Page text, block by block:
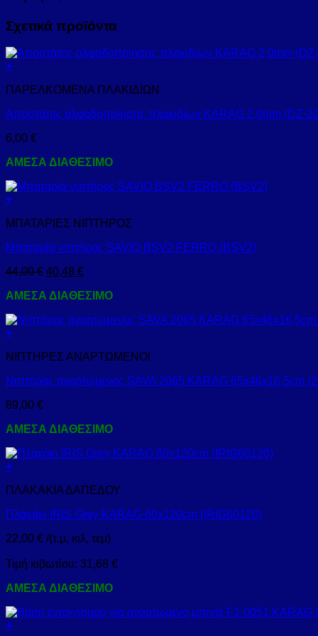
Σχετικά προϊόντα
+
ΠΑΡΕΛΚΟΜΕΝΑ ΠΛΑΚΙΔΙΩΝ
Αποστάτης αλφαδοποίησης πλακιδίων KARAG 2,0mm (DZ-
6,00 €
ΑΜΕΣΑ ΔΙΑΘΕΣΙΜΟ
+
ΜΠΑΤΑΡΙΕΣ ΝΙΠΤΗΡΟΣ
Μπαταρία νιπτήρος SAVIO BSV2 FERRO (BSV2)
44,00€ 40,48 €
ΑΜΕΣΑ ΔΙΑΘΕΣΙΜΟ
+
ΝΙΠΤΗΡΕΣ ΑΝΑΡΤΩΜΕΝΟΙ
Νιπτήρας αναρτώμενος SAVA 2065 KARAG 65x46x16,5cm
89,00 €
ΑΜΕΣΑ ΔΙΑΘΕΣΙΜΟ
+
ΠΛΑΚΑΚΙΑ ΔΑΠΕΔΟΥ
Πλακάκι IRIS Grey KARAG 60x120cm (IRIG60120)
22,00 € /(τ.μ, κιλ, τεμ)
Τιμή κιβωτίου: 31,68 €
ΑΜΕΣΑ ΔΙΑΘΕΣΙΜΟ
+